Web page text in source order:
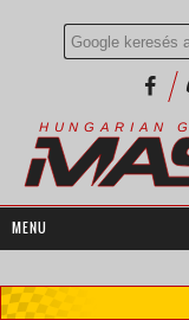
H U N G A R I A N G